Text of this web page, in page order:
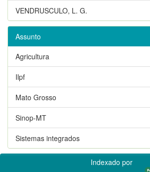
VENDRUSCULO, L. G.
Assunto
Agricultura
Ilpf
Mato Grosso
Sinop-MT
Sistemas integrados
Indexado por